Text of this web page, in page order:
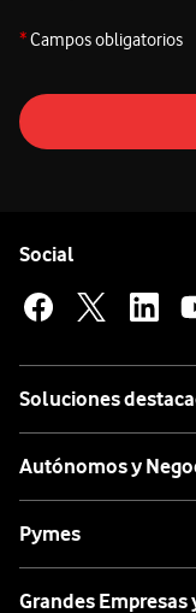
*Campos obligatorios
Social
Soluciones
Autónomos y
Pymes
Grandes